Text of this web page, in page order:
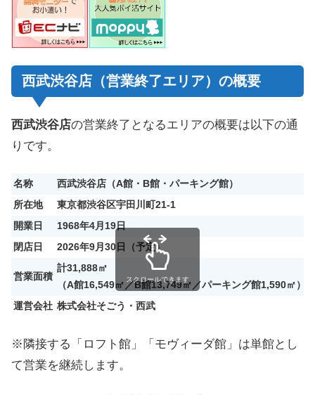
西武渋谷店（営業終了エリア）の概要
西武渋谷店の営業終了となるエリアの概要は以下の通
りです。
名称
西武渋谷店（A館・B館・パーキング館）
所在地
東京都渋谷区宇田川町21-1
開業日
1968年4月19日
閉店日
2026年9月30日（予定）
営業面積
計31,888㎡
（A館16,549㎡／B館13,749㎡／パーキング館1,590㎡）
運営会社 株式会社そごう・西武
スクロールできます
※隣接する「ロフト館」「モヴィーダ館」は単館とし
て営業を継続します。